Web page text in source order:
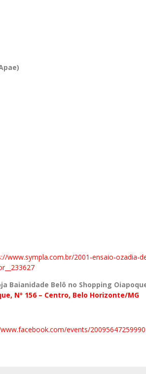
www.sympla.com.br/2001-ensaio-ozadia-
Baianidade Belô no Shopping
Nº 156 – Centro, Belo Horizonte/MG
facebook.com/events/